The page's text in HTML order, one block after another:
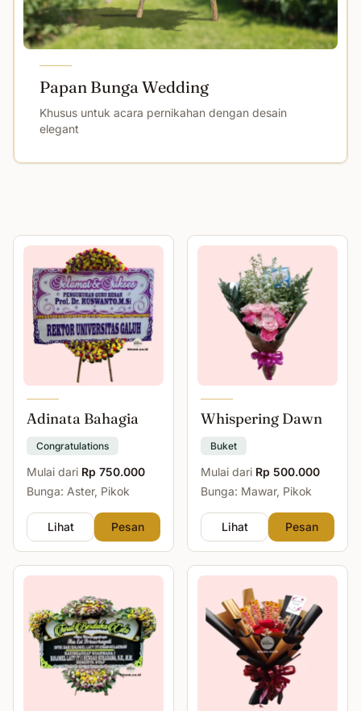
Papan Bunga Wedding
Khusus untuk acara pernikahan dengan desain
elegant
Adinata Bahagia
Congratulations
Mulai dari Rp 750.000
Bunga: Aster, Pikok
Lihat Pesan
Whispering Dawn
Buket
Mulai dari Rp 500.000
Bunga: Mawar, Pikok
Lihat Pesan